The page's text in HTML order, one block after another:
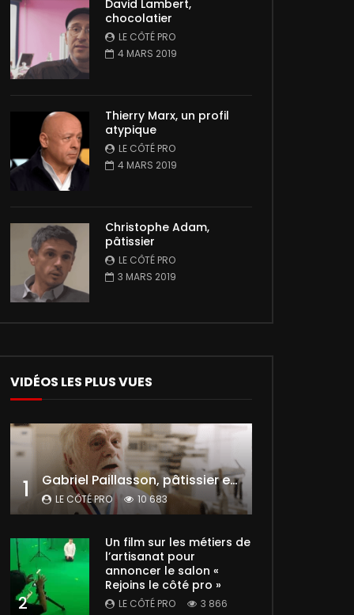
David Lambert,
chocolatier
LE CÔTÉ PRO
4 MARS 2019
Thierry Marx, un profil
atypique
LE CÔTÉ PRO
4 MARS 2019
Christophe Adam,
pâtissier
LE CÔTÉ PRO
3 MARS 2019
VIDÉOS LES PLUS VUES
1 Gabriel Paillasson, pâtissier et glacier
LE CÔTÉ PRO 10 683
2
Un film sur les métiers de
l’artisanat pour
annoncer le salon «
Rejoins le côté pro »
LE CÔTÉ PRO 3 866